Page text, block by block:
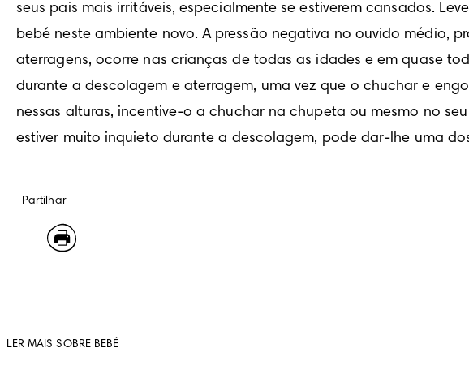
seus pais mais irritáveis, especialmente se estiverem cansados.
bebé neste ambiente novo. A pressão negativa no ouvido médio,
aterragens, ocorre nas crianças de todas as idades e em quase
durante a descolagem e aterragem, uma vez que o chuchar e
nessas alturas, incentive-o a chuchar na chupeta ou mesmo no
estiver muito inquieto durante a descolagem, pode dar-lhe uma
Partilhar
LER MAIS SOBRE BEBÉ